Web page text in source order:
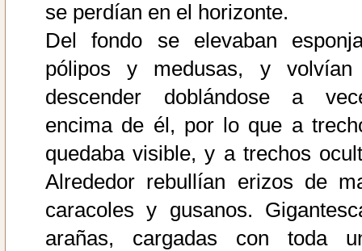
se perdían en el horizonte.
Del fondo se elevaban
pólipos y medusas, y
descender doblándose a
encima de él, por lo que a
quedaba visible, y a trechos
Alrededor rebullían erizos de
caracoles y gusanos.
arañas, cargadas con toda